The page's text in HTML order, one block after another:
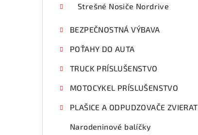
Strešné Nosiče Nordrive
BEZPEČNOSTNÁ VÝBAVA
POŤAHY DO AUTA
TRUCK PRÍSLUŠENSTVO
MOTOCYKEL PRÍSLUŠENSTVO
PLAŠICE A ODPUDZOVAČE ZVIERAT
Narodeninové balíčky